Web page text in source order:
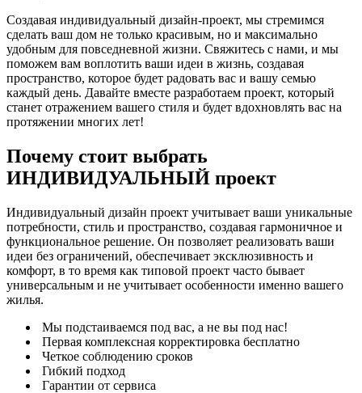
Создавая индивидуальный дизайн-проект, мы стремимся
сделать ваш дом не только красивым, но и максимально
удобным для повседневной жизни. Свяжитесь с нами, и мы
поможем вам воплотить ваши идеи в жизнь, создавая
пространство, которое будет радовать вас и вашу семью
каждый день. Давайте вместе разработаем проект, который
станет отражением вашего стиля и будет вдохновлять вас на
протяжении многих лет!
Почему стоит выбрать
ИНДИВИДУАЛЬНЫЙ проект
Индивидуальный дизайн проект учитывает ваши уникальные
потребности, стиль и пространство, создавая гармоничное и
функциональное решение. Он позволяет реализовать ваши
идеи без ограничений, обеспечивает эксклюзивность и
комфорт, в то время как типовой проект часто бывает
универсальным и не учитывает особенности именно вашего
жилья.
Мы подстаиваемся под вас, а не вы под нас!
Первая комплексная корректировка бесплатно
Четкое соблюдению сроков
Гибкий подход
Гарантии от сервиса